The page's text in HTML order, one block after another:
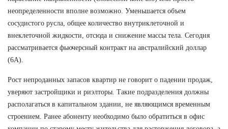
неопределенности вполне возможно. Уменьшается объем
сосудистого русла, общее количество внутриклеточной и
внеклеточной жидкости, отсюда и снижение массы тела. Сегодня
рассматривается фьючерсный контракт на австралийский доллар
(6А).
Рост непроданных запасов квартир не говорит о падении продаж,
уверяют застройщики и риэлторы. Такие подразделения должны
располагаться в капитальном здании, не являющимся временным
строением. Ранее абоненту необходимо было обратиться в офис